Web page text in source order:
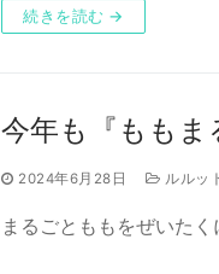
続きを読む →
今年も『ももま
2024年6月28日 ルルッ
まるごとももをぜいた